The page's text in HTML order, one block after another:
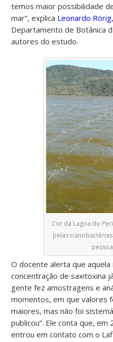
temos maior possibilidade
mar”, explica Leonardo Rörig
Departamento de Botânica
autores do estudo.
Cor da Lagoa do
pelas
O docente alerta que aquela
concentração de saxitoxina
gente fez amostragens e
momentos, em que valores
maiores, mas não foi
publicou”. Ele conta que, em
entrou em contato com o